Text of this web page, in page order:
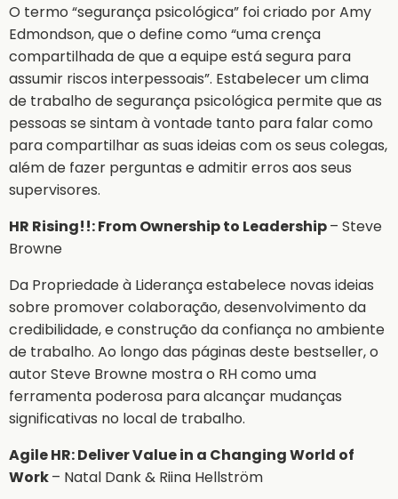
O termo “segurança psicológica” foi criado por Amy
Edmondson, que o define como “uma crença
compartilhada de que a equipe está segura para
assumir riscos interpessoais”. Estabelecer um clima
de trabalho de segurança psicológica permite que as
pessoas se sintam à vontade tanto para falar como
para compartilhar as suas ideias com os seus colegas,
além de fazer perguntas e admitir erros aos seus
supervisores.
HR Rising!!: From Ownership to Leadership– Steve
Browne
Da Propriedade à Liderança estabelece novas ideias
sobre promover colaboração, desenvolvimento da
credibilidade, e construção da confiança no ambiente
de trabalho. Ao longo das páginas deste bestseller, o
autor Steve Browne mostra o RH como uma
ferramenta poderosa para alcançar mudanças
significativas no local de trabalho.
Agile HR: Deliver Value in a Changing World of
Work– Natal Dank & Riina Hellström